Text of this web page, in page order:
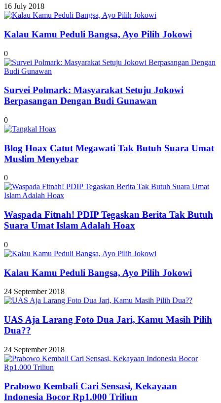
16 July 2018
Kalau Kamu Peduli Bangsa, Ayo Pilih Jokowi
0
Survei Polmark: Masyarakat Setuju Jokowi
Berpasangan Dengan Budi Gunawan
0
Blog Hoax Catut Megawati Tak Butuh Suara Umat
Muslim Menyebar
0
Waspada Fitnah! PDIP Tegaskan Berita Tak Butuh
Suara Umat Islam Adalah Hoax
0
Kalau Kamu Peduli Bangsa, Ayo Pilih Jokowi
24 September 2018
UAS Aja Larang Foto Dua Jari, Kamu Masih Pilih
Dua??
24 September 2018
Prabowo Kembali Cari Sensasi, Kekayaan
Indonesia Bocor Rp1.000 Triliun